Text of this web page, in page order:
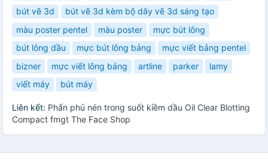
bút vẽ 3d
bút vẽ 3d kèm bộ dây vẽ 3d sáng tạo
màu poster pentel
màu poster
mực bút lông
bút lông dầu
mực bút lông bảng
mực viết bảng pentel
bizner
mực viết lông bảng artline parker
lamy
viết máy
bút máy
Liên kết: Phấn phủ nén trong suốt kiềm dầu Oil Clear Blotting
Compact fmgt The Face Shop